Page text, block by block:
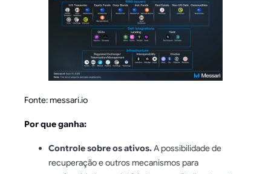
Fonte: messari.io
Por que ganha:
Controle sobre os ativos.A possibilidade de
recuperação e outros mecanismos para